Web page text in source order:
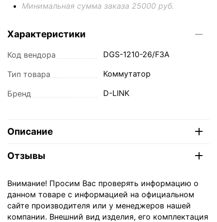
Минимальная сумма заказа 25000 руб.
Характеристики
Код вендора DGS-1210-26/F3A
Тип товара Коммутатор
Бренд D-LINK
Описание
Отзывы
Внимание! Просим Вас проверять информацию о
данном товаре с информацией на официальном
сайте производителя или у менеджеров нашей
компании. Внешний вид изделия, его комплектация